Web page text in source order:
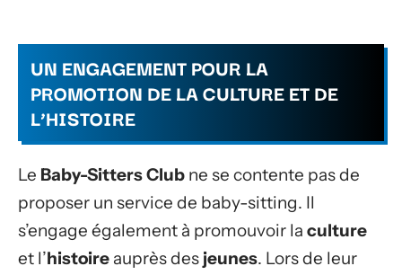
UN ENGAGEMENT POUR LA
PROMOTION DE LA CULTURE ET DE
L’HISTOIRE
Le Baby-Sitters Club ne se contente pas de
proposer un service de baby-sitting. Il
s’engage également à promouvoir la culture
et l’histoire auprès des jeunes. Lors de leur